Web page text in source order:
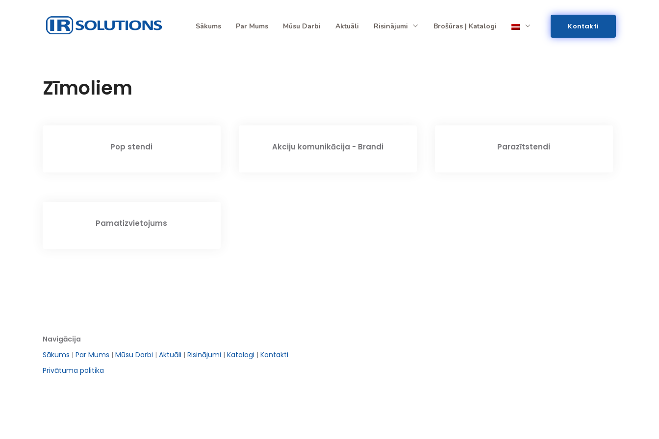
Sākums Par Mums Mūsu Darbi Aktuāli Risinājumi Brošūras | Katalogi Kontakti
Zīmoliem
Pop stendi Akciju komunikācija - Brandi Parazītstendi
Pamatizvietojums
Navigācija
Sākums | Par Mums | Mūsu Darbi | Aktuāli | Risinājumi | Katalogi | Kontakti
Privātuma politika